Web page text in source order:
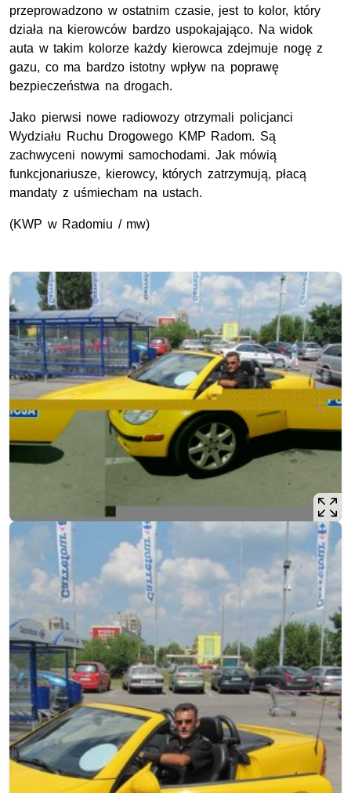
przeprowadzono w ostatnim czasie, jest to kolor, który
działa na kierowców bardzo uspokajająco. Na widok
auta w takim kolorze każdy kierowca zdejmuje nogę z
gazu, co ma bardzo istotny wpływ na poprawę
bezpieczeństwa na drogach.
Jako pierwsi nowe radiowozy otrzymali policjanci
Wydziału Ruchu Drogowego KMP Radom. Są
zachwyceni nowymi samochodami. Jak mówią
funkcjonariusze, kierowcy, których zatrzymują, płacą
mandaty z uśmiecham na ustach.
(KWP w Radomiu / mw)